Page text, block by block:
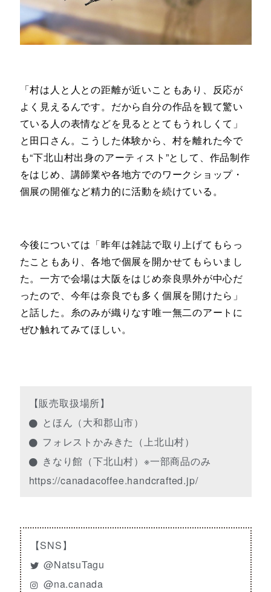
「村は人と人との距離が近いこともあり、反応が
よく見えるんです。だから自分の作品を観て驚い
ている人の表情などを見るととてもうれしくて」
と田口さん。こうした体験から、村を離れた今で
も“下北山村出身のアーティスト”として、作品制作
をはじめ、講師業や各地方でのワークショップ・
個展の開催など精力的に活動を続けている。
今後については「昨年は雑誌で取り上げてもらっ
たこともあり、各地で個展を開かせてもらいまし
た。一方で会場は大阪をはじめ奈良県外が中心だ
ったので、今年は奈良でも多く個展を開けたら」
と話した。糸のみが織りなす唯一無二のアートに
ぜひ触れてみてほしい。
【販売取扱場所】
とほん（大和郡山市）
フォレストかみきた（上北山村）
きなり館（下北山村）※一部商品のみ
https://canadacoffee.handcrafted.jp/
【SNS】
@NatsuTagu
@na.canada